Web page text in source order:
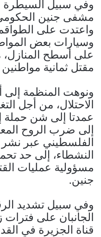
وفي سبيل السيطرة
مشفى جنين
واعتدت على
وسيارات بعض
على أسطح
مقتل ثمانية
ونوهت المنظمة
الاحتلال، من أجل
عمدتا إلى شن حملة
إلى ضرب الروح
الفلسطيني عبر
النشطاء، إلى حد
مسؤولية عمليات
جنين.
وفي سبيل تشديد
الجانبان على فترات
قناة الجزيرة في